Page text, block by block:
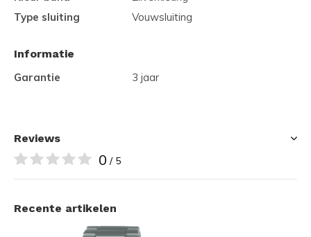
Type sluiting
Vouwsluiting
Informatie
Garantie
3 jaar
Reviews
0 / 5
Recente artikelen